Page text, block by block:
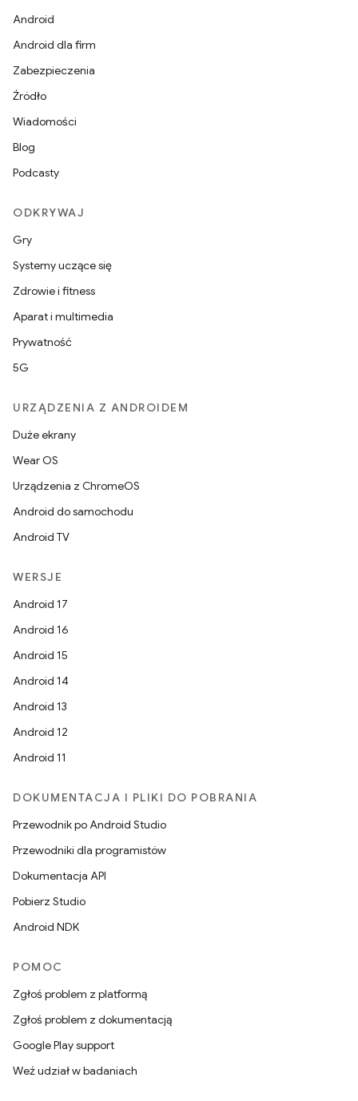
Android
Android dla firm
Zabezpieczenia
Źródło
Wiadomości
Blog
Podcasty
ODKRYWAJ
Gry
Systemy uczące się
Zdrowie i fitness
Aparat i multimedia
Prywatność
5G
URZĄDZENIA Z ANDROIDEM
Duże ekrany
Wear OS
Urządzenia z ChromeOS
Android do samochodu
Android TV
WERSJE
Android 17
Android 16
Android 15
Android 14
Android 13
Android 12
Android 11
DOKUMENTACJA I PLIKI DO POBRANIA
Przewodnik po Android Studio
Przewodniki dla programistów
Dokumentacja API
Pobierz Studio
Android NDK
POMOC
Zgłoś problem z platformą
Zgłoś problem z dokumentacją
Google Play support
Weź udział w badaniach